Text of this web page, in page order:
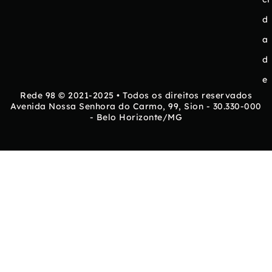
d
a
d
e
Rede 98 © 2021-2025 • Todos os direitos reservados
Avenida Nossa Senhora do Carmo, 99, Sion - 30.330-000
- Belo Horizonte/MG